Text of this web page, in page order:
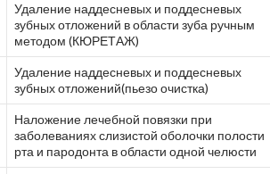
Удаление наддесневых и поддесневых
зубных отложений в области зуба ручным
методом (КЮРЕТАЖ)
Удаление наддесневых и поддесневых
зубных отложений(пьезо очистка)
Наложение лечебной повязки при
заболеваниях слизистой оболочки полости
рта и пародонта в области одной челюсти